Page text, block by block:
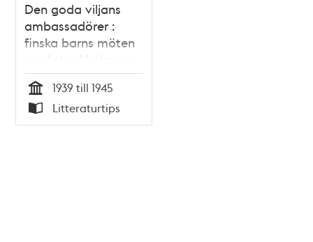
Den goda viljans
ambassadörer :
finska barns möten
med stockholmare
under andra
världskriget / Ann
Nehlin
Tid
1939 till 1945
Typ
Litteraturtips